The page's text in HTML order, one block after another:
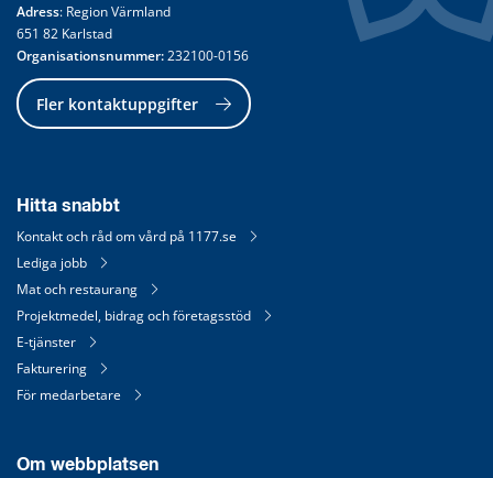
Adress: Region Värmland
651 82 Karlstad
Organisationsnummer: 232100-0156
Fler kontaktuppgifter
Hitta snabbt
Kontakt och råd om vård på 1177.se
Lediga jobb
Mat och restaurang
Projektmedel, bidrag och företagsstöd
E-tjänster
Fakturering
För medarbetare
Om webbplatsen